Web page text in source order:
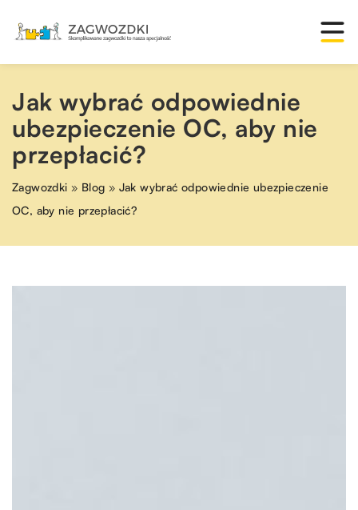
Jak wybrać odpowiednie
ubezpieczenie OC, aby nie
przepłacić?
Zagwozdki » Blog » Jak wybrać odpowiednie ubezpieczenie
OC, aby nie przepłacić?